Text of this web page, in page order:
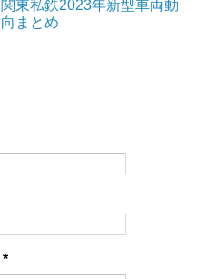
関東私鉄2023年新型車両動
向まとめ
*